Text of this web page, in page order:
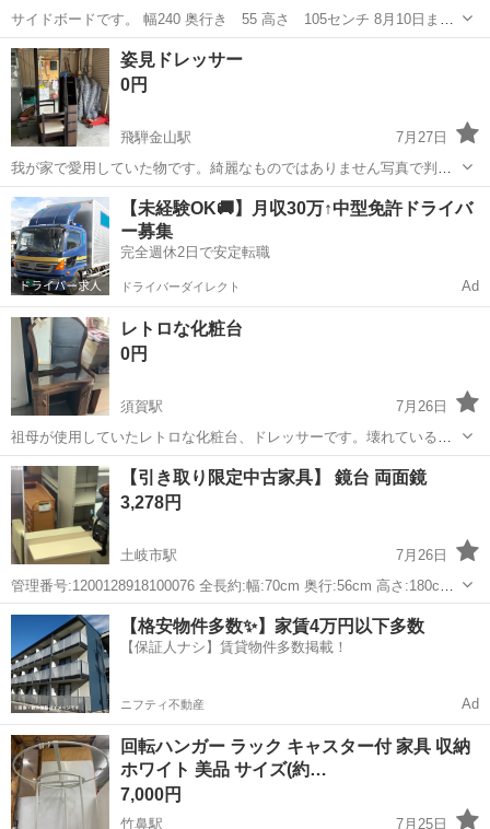
サイドボードです。 幅240 奥行き 55 高さ 105センチ 8月10日まで
に取りに来れる方に差し上げます。
岐阜 大垣市 大垣駅 ドレッサー
姿見ドレッサー
0円
飛騨金山駅
7月27日
我が家で愛用していた物です。綺麗なものではありません写真で判断
してください。コンパクトで鏡は大きく物入れスペースも多いです ま
だまだ使えると思います。 神経質な方はご遠慮ください、よろしくお
願いします
岐阜 下呂市 飛騨金山駅 ドレッサー
【未経験OK🚚】月収30万↑中型免許ドライバ
ー募集
完全週休2日で安定転職
ドライバーダイレクト Ad
レトロな化粧台
0円
須賀駅
7月26日
祖母が使用していたレトロな化粧台、ドレッサーです。壊れているこ
とはなくまだ使用できる為、お譲り先があれば引き取っていただきた
いです。お気軽にメッセージいただけたらと思います。
岐阜 羽島市 須賀駅 ドレッサー
【引き取り限定中古家具】 鏡台 両面鏡
3,278円
土岐市駅
7月26日
管理番号:1200128918100076 全長約:幅:70cm 奥行:56cm 高さ:180cm
鏡:縦: 100cm 横:70cm 状態:USED:B 特記事項: ※ＰＣモニターやタブ
岐阜 土岐市 土岐市駅 ドレッサー 鏡台
【格安物件多数✨】家賃4万円以下多数
【保証人ナシ】賃貸物件多数掲載！
ニフティ不動産 Ad
回転ハンガー ラック キャスター付 家具 収納
ホワイト 美品 サイズ(約…
7,000円
竹鼻駅 7月25日